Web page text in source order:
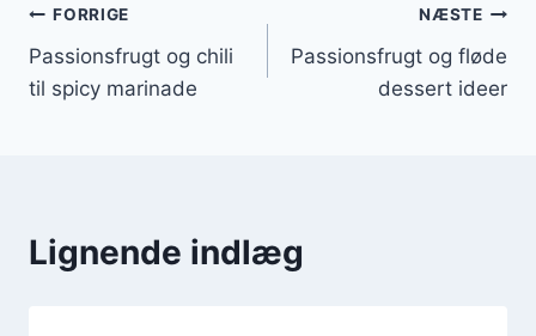
Indlægsnavigation
FORRIGE
Passionsfrugt og chili
til spicy marinade
NÆSTE
Passionsfrugt og fløde
dessert ideer
Lignende indlæg